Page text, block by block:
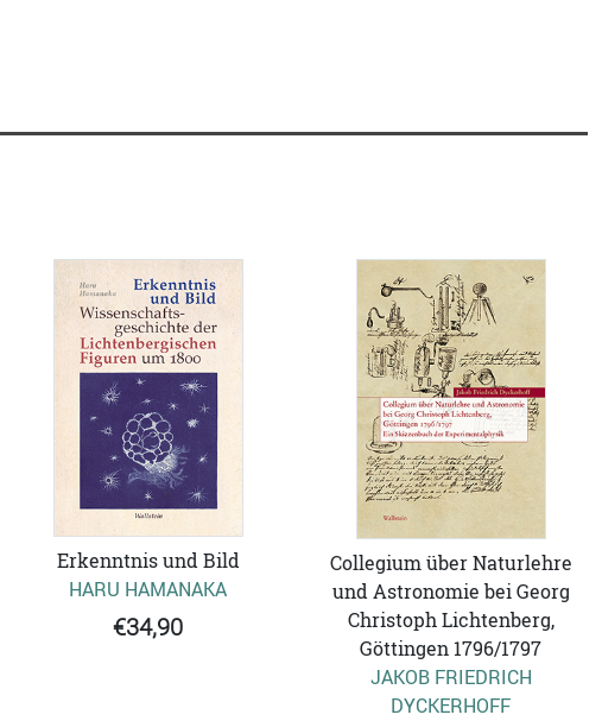
Erkenntnis und Bild
HARU HAMANAKA
€34,90
Collegium über Naturlehre
und Astronomie bei Georg
Christoph Lichtenberg,
Göttingen 1796/1797
JAKOB FRIEDRICH
DYCKERHOFF